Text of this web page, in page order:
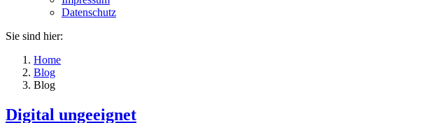
Datenschutz
Sie sind hier:
Home
Blog
Blog
Digital ungeeignet